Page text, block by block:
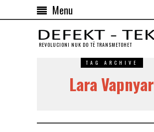
Menu
REVOLUCIONI NUK DO TЁ TRANSMETOHET
TAG ARCHIVE
Lara Vapnyar